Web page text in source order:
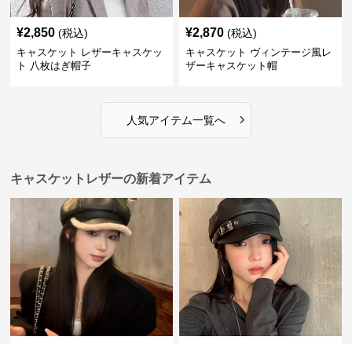
¥2,850 (税込)
キャスケット レザーキャスケッ
ト 八枚はぎ帽子
¥2,870 (税込)
キャスケット ヴィンテージ風レ
ザーキャスケット帽
人気アイテム一覧へ ›
キャスケットレザーの新着アイテム